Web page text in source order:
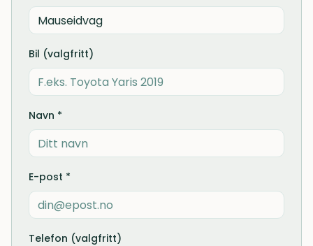
Bil (valgfritt)
Navn *
E-post *
Telefon (valgfritt)